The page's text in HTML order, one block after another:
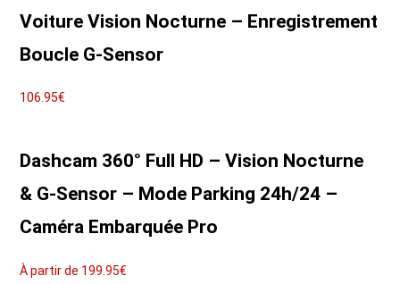
Voiture Vision Nocturne – Enregistrement
Boucle G-Sensor
106.95€
sur 5
Dashcam 360° Full HD – Vision Nocturne
& G-Sensor – Mode Parking 24h/24 –
Caméra Embarquée Pro
À partir de 199.95€